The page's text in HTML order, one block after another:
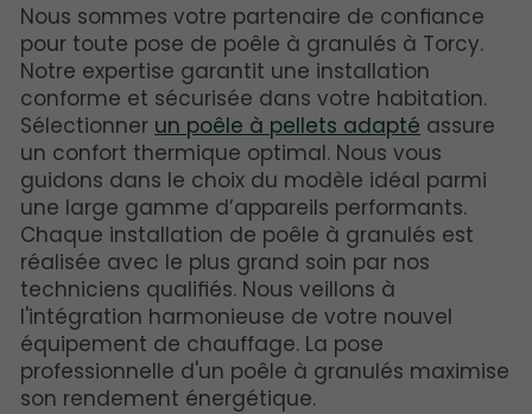
Nous sommes votre partenaire de confiance
pour toute pose de poêle à granulés à Torcy.
Notre expertise garantit une installation
conforme et sécurisée dans votre habitation.
Sélectionner un poêle à pellets adapté assure
un confort thermique optimal. Nous vous
guidons dans le choix du modèle idéal parmi
une large gamme d’appareils performants.
Chaque installation de poêle à granulés est
réalisée avec le plus grand soin par nos
techniciens qualifiés. Nous veillons à
l'intégration harmonieuse de votre nouvel
équipement de chauffage. La pose
professionnelle d'un poêle à granulés maximise
son rendement énergétique.